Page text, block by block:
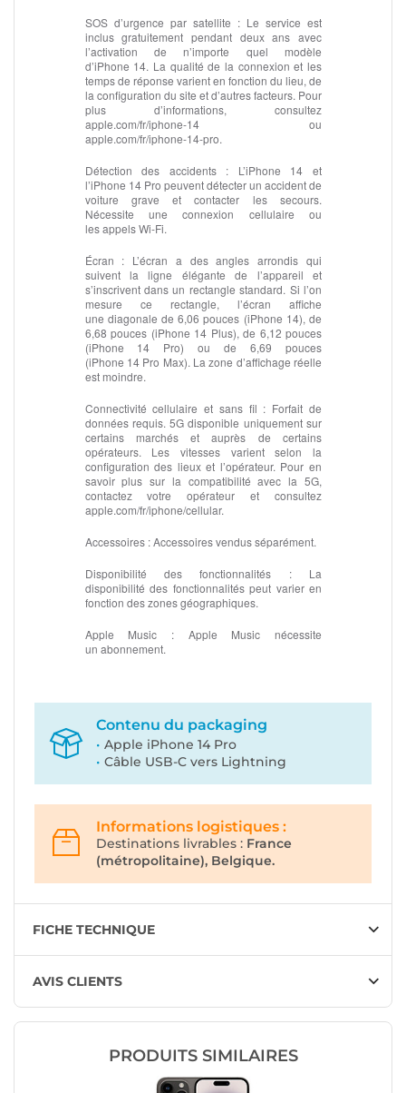
SOS d’urgence par satellite :Le service est
inclus gratuitement pendant deux ans avec
l’activation de n’importe quel modèle
d’iPhone 14. La qualité de la connexion et les
temps de réponse varient en fonction du lieu, de
la configuration du site et d’autres facteurs. Pour
plus d’informations, consultez
apple.com/fr/iphone‑14 ou
apple.com/fr/iphone‑14‑pro.
Détection des accidents : L’iPhone 14 et
l’iPhone 14 Pro peuvent détecter un accident de
voiture grave et contacter les secours.
Nécessite une connexion cellulaire ou
les appels Wi‑Fi.
Écran : L’écran a des angles arrondis qui
suivent la ligne élégante de l’appareil et
s’inscrivent dans un rectangle standard. Si l’on
mesure ce rectangle, l’écran affiche
une diagonale de 6,06 pouces (iPhone 14), de
6,68 pouces (iPhone 14 Plus), de 6,12 pouces
(iPhone 14 Pro) ou de 6,69 pouces
(iPhone 14 Pro Max). La zone d’affichage réelle
est moindre.
Connectivité cellulaire et sans fil : Forfait de
données requis. 5G disponible uniquement sur
certains marchés et auprès de certains
opérateurs. Les vitesses varient selon la
configuration des lieux et l’opérateur. Pour en
savoir plus sur la compatibilité avec la 5G,
contactez votre opérateur et consultez
apple.com/fr/iphone/cellular.
Accessoires :Accessoires vendus séparément.
Disponibilité des fonctionnalités :La
disponibilité des fonctionnalités peut varier en
fonction des zones géographiques.
Apple Music :Apple Music nécessite
un abonnement.
Contenu du packaging
Apple iPhone 14 Pro
Câble USB-C vers Lightning
Informations logistiques :
Destinations livrables : France
(métropolitaine), Belgique.
FICHE TECHNIQUE
AVIS CLIENTS
PRODUITS SIMILAIRES